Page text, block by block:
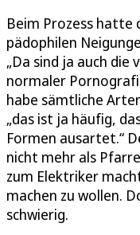
Beim Prozess
pädophilen
„Da sind ja auch
normaler
habe sämtliche
„das ist ja häufig,
Formen ausartet.“
nicht mehr als
zum Elektriker
machen zu wollen.
schwierig.